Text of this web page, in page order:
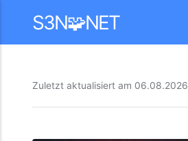
S3N🧩NET
Zuletzt aktualisiert am 06.08.2026